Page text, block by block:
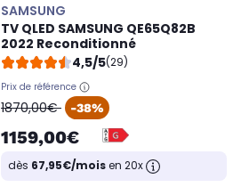
SAMSUNG
TV QLED SAMSUNG QE65Q82B
2022 Reconditionné
4,5/5(29)
Prix de référence
oldPrice
1870,00€ -38%
1159,00€
dès 67,95€/moisen 20x